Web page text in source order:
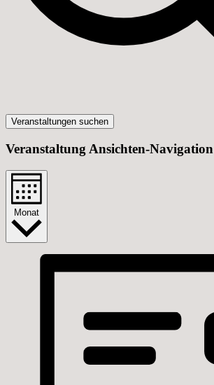
Veranstaltungen suchen
Veranstaltung Ansichten-Navigation
Monat